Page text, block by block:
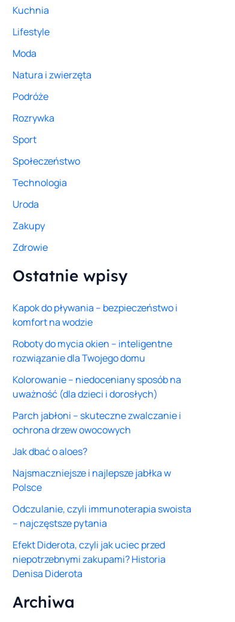
Kuchnia
Lifestyle
Moda
Natura i zwierzęta
Podróże
Rozrywka
Sport
Społeczeństwo
Technologia
Uroda
Zakupy
Zdrowie
Ostatnie wpisy
Kapok do pływania – bezpieczeństwo i
komfort na wodzie
Roboty do mycia okien – inteligentne
rozwiązanie dla Twojego domu
Kolorowanie – niedoceniany sposób na
uważność (dla dzieci i dorosłych)
Parch jabłoni – skuteczne zwalczanie i
ochrona drzew owocowych
Jak dbać o aloes?
Najsmaczniejsze i najlepsze jabłka w
Polsce
Odczulanie, czyli immunoterapia swoista
– najczęstsze pytania
Efekt Diderota, czyli jak uciec przed
niepotrzebnymi zakupami? Historia
Denisa Diderota
Archiwa